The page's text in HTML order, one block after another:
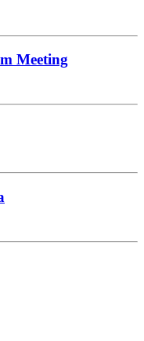
Meeting